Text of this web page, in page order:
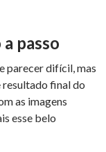
passo
parecer difícil, mas
resultado final do
as imagens
esse belo